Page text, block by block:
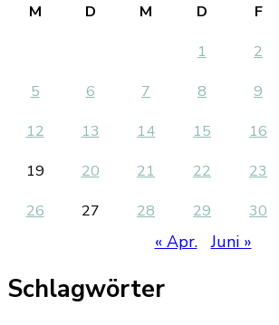
M
D M D F
1
2
5
6 7 8 9
12
13 14 15 16
19
20 21 22 23
26
27 28 29 30
« Apr. Juni »
Schlagwörter